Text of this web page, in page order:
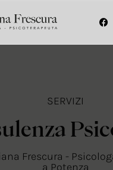
SERVIZI
Frescura -
a Potenza